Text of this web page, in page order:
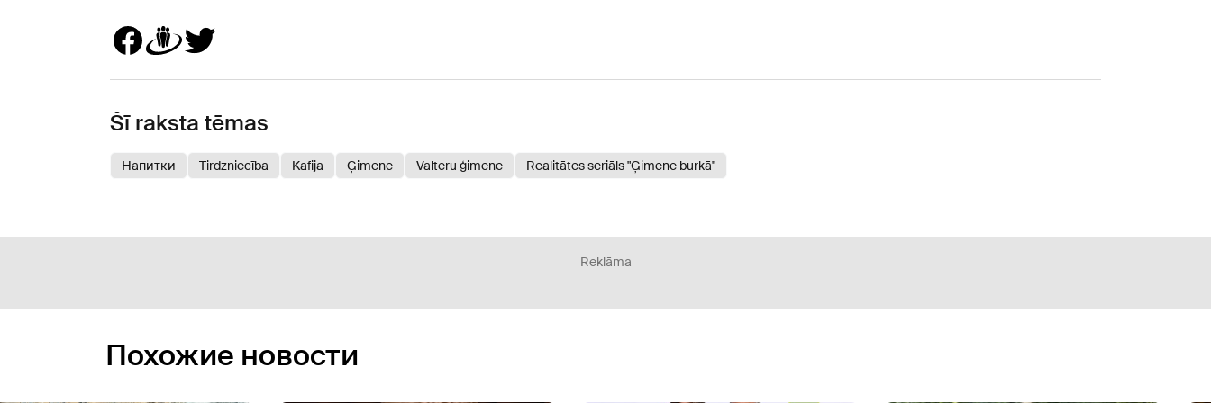
Šī raksta tēmas
Напитки Tirdzniecība Kafija Ģimene Valteru ģimene Realitātes seriāls "Ģimene burkā"
Reklāma
Похожие новости